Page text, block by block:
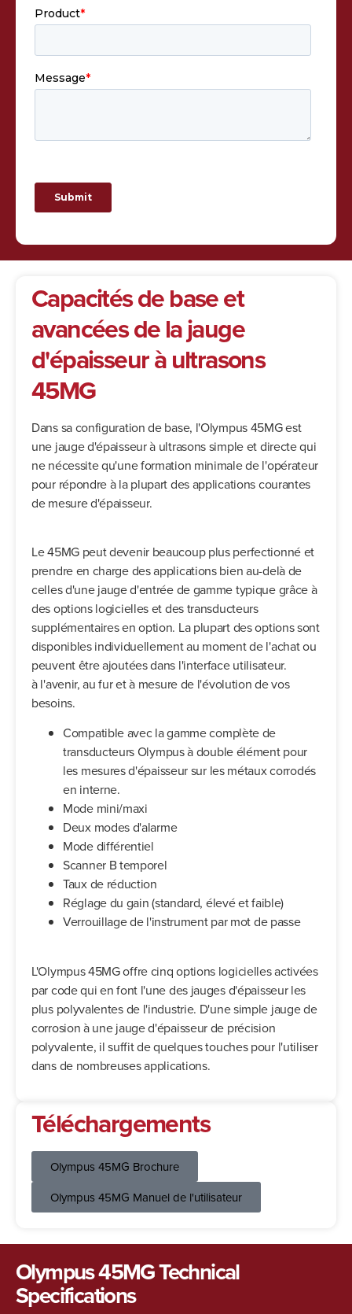
Capacités de base et
avancées de la jauge
d'épaisseur à ultrasons
45MG
Dans sa configuration de base, l'Olympus 45MG est
une jauge d'épaisseur à ultrasons simple et directe qui
ne nécessite qu'une formation minimale de l'opérateur
pour répondre à la plupart des applications courantes
de mesure d'épaisseur.
Le 45MG peut devenir beaucoup plus perfectionné et
prendre en charge des applications bien au-delà de
celles d'une jauge d'entrée de gamme typique grâce à
des options logicielles et des transducteurs
supplémentaires en option. La plupart des options sont
disponibles individuellement au moment de l'achat ou
peuvent être ajoutées dans l'interface utilisateur.
à l'avenir, au fur et à mesure de l'évolution de vos
besoins.
Compatible avec la gamme complète de
transducteurs Olympus à double élément pour
les mesures d'épaisseur sur les métaux corrodés
en interne.
Mode mini/maxi
Deux modes d'alarme
Mode différentiel
Scanner B temporel
Taux de réduction
Réglage du gain (standard, élevé et faible)
Verrouillage de l'instrument par mot de passe
L'Olympus 45MG offre cinq options logicielles activées
par code qui en font l'une des jauges d'épaisseur les
plus polyvalentes de l'industrie. D'une simple jauge de
corrosion à une jauge d'épaisseur de précision
polyvalente, il suffit de quelques touches pour l'utiliser
dans de nombreuses applications.
Téléchargements
Olympus 45MG Brochure
Olympus 45MG Manuel de l'utilisateur
Olympus 45MG Technical
Specifications